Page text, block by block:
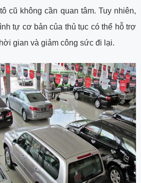
cũ không cần quan tâm. Tuy nhiên,
tự cơ bản của thủ tục có thể hỗ trợ
gian và giảm công sức đi lại.